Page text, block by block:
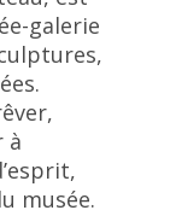
galerie
à
musée.